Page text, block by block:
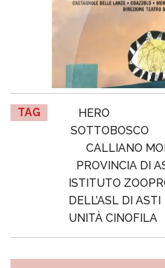
TAG HERO
SOTTOBOSCO
CALLIANO
PROVINCIA DI
ISTITUTO
DELL’ASL DI ASTI
UNITÀ CINOFILA